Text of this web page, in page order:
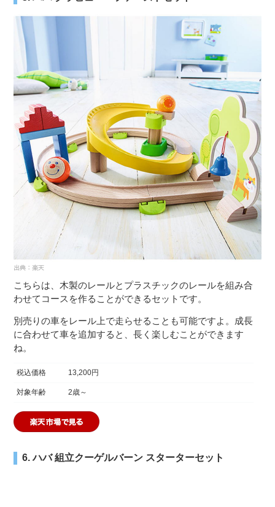
こちらは、木製のレールとプラスチックのレールを組み合
わせてコースを作ることができるセットです。
別売りの車をレール上で走らせることも可能ですよ。成長
に合わせて車を追加すると、長く楽しむことができます
ね。
税込価格 13,200円
対象年齢 2歳～
6. ハバ 組立クーゲルバーン スターターセット